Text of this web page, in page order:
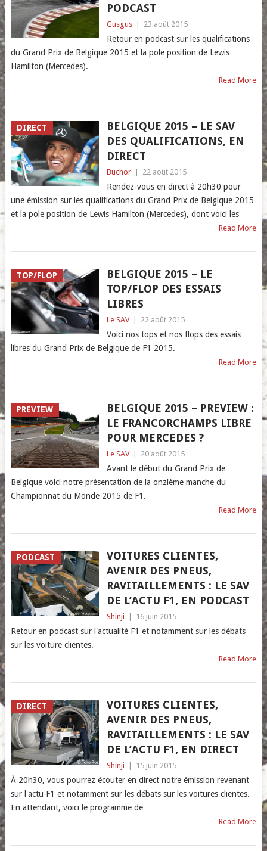
PODCAST
Gusgus 23 août 2015
Retour en podcast sur les qualifications
du Grand Prix de Belgique 2015 et la pole position de Lewis
Hamilton (Mercedes).
Read More
DIRECT
BELGIQUE 2015 – LE SAV
DES QUALIFICATIONS, EN
DIRECT
Buchor 22 août 2015
Rendez-vous en direct à 20h30 pour
une émission sur les qualifications du Grand Prix de Belgique 2015
et la pole position de Lewis Hamilton (Mercedes), dont voici les
Read More
TOP/FLOP
BELGIQUE 2015 – LE
TOP/FLOP DES ESSAIS
LIBRES
Le SAV 22 août 2015
Voici nos tops et nos flops des essais
libres du Grand Prix de Belgique de F1 2015.
Read More
PREVIEW
BELGIQUE 2015 – PREVIEW :
LE FRANCORCHAMPS LIBRE
POUR MERCEDES ?
Le SAV 20 août 2015
Avant le début du Grand Prix de
Belgique voici notre présentation de la onzième manche du
Championnat du Monde 2015 de F1.
Read More
PODCAST
VOITURES CLIENTES,
AVENIR DES PNEUS,
RAVITAILLEMENTS : LE SAV
DE L’ACTU F1, EN PODCAST
Shinji 16 juin 2015
Retour en podcast sur l'actualité F1 et notamment sur les débats
sur les voiture clientes.
Read More
DIRECT
VOITURES CLIENTES,
AVENIR DES PNEUS,
RAVITAILLEMENTS : LE SAV
DE L’ACTU F1, EN DIRECT
Shinji 15 juin 2015
À 20h30, vous pourrez écouter en direct notre émission revenant
sur l'actu F1 et notamment sur les débats sur les voitures clientes.
En attendant, voici le programme de
Read More